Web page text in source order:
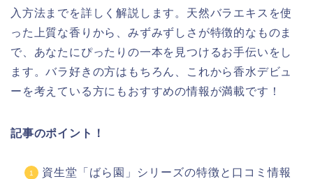
入方法までを詳しく解説します。天然バラエキスを使
った上質な香りから、みずみずしさが特徴的なものま
で、あなたにぴったりの一本を見つけるお手伝いをし
ます。バラ好きの方はもちろん、これから香水デビュ
ーを考えている方にもおすすめの情報が満載です！
記事のポイント！
資生堂「ばら園」シリーズの特徴と口コミ情報